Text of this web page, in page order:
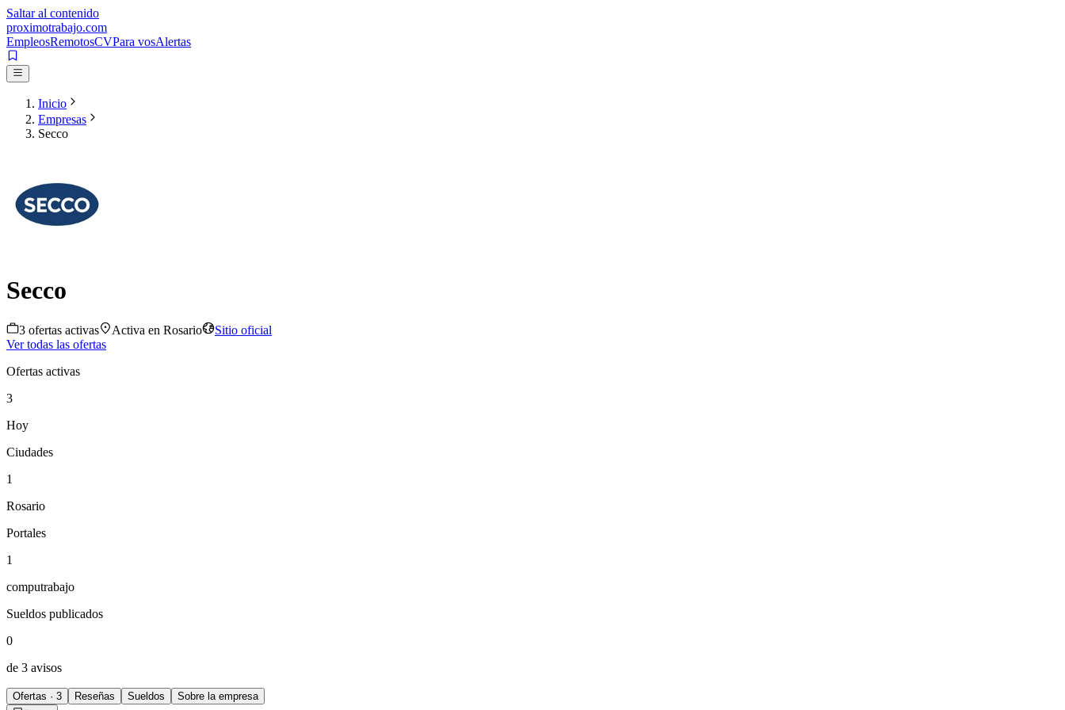
Saltar al contenido
proximotrabajo.com
EmpleosRemotosCVPara vosAlertas
Inicio
Empresas
Secco
Secco
3 ofertas activas Activa en Rosario
Sitio oficial
Ver todas las ofertas
Ofertas activas
3
Hoy
Ciudades
1
Rosario
Portales
1
computrabajo
Sueldos publicados
0
de 3 avisos
Ofertas · 3 Reseñas Sueldos
Sobre la empresa